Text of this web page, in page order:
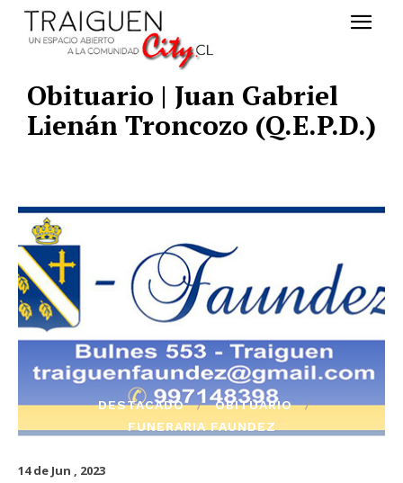
Obituario | Juan Gabriel
Lienán Troncozo (Q.E.P.D.)
DESTACADO
OBITUARIO
FUNERARIA FAUNDEZ
14 de Jun , 2023